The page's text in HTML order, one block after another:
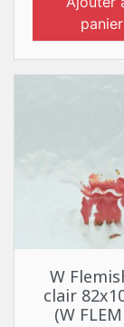
panier
W
clair
(W